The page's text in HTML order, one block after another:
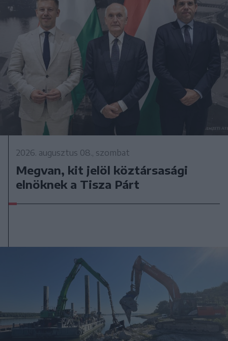
2026. augusztus 08., szombat
Megvan, kit jelöl köztársasági
elnöknek a Tisza Párt